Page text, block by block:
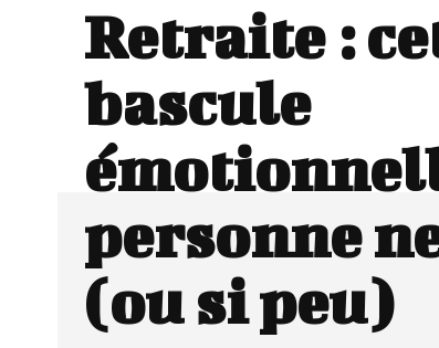
Retraite :
bascule
personne
(ou si peu)